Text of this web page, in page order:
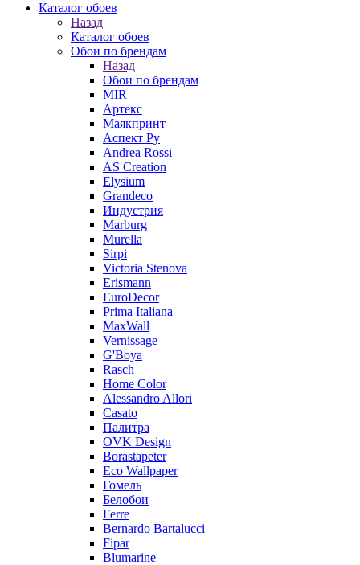
Каталог обоев
Назад
Каталог обоев
Обои по брендам
Назад
Обои по брендам
MIR
Артекс
Маякпринт
Аспект Ру
Andrea Rossi
AS Creation
Elysium
Grandeco
Индустрия
Marburg
Murella
Sirpi
Victoria Stenova
Erismann
EuroDecor
Prima Italiana
MaxWall
Vernissage
G'Boya
Rasch
Home Color
Alessandro Allori
Casato
Палитра
OVK Design
Borastapeter
Eco Wallpaper
Гомель
Белобои
Ferre
Bernardo Bartalucci
Fipar
Blumarine